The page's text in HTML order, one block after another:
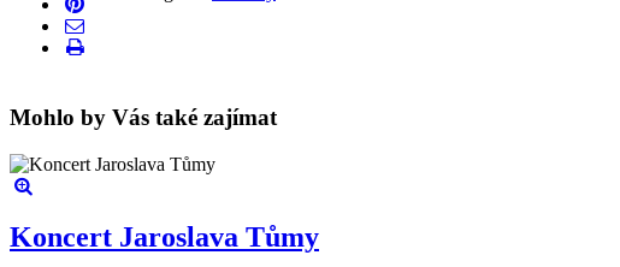
Mohlo by Vás také zajímat
Koncert Jaroslava Tůmy